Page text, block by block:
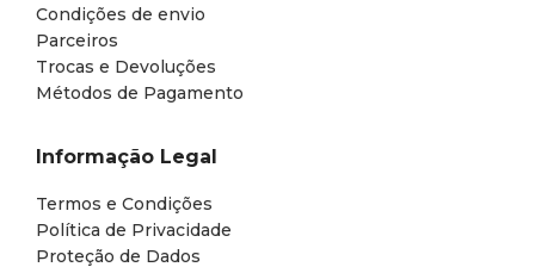
Condições de envio
Parceiros
Trocas e Devoluções
Métodos de Pagamento
Informação Legal
Termos e Condições
Política de Privacidade
Proteção de Dados